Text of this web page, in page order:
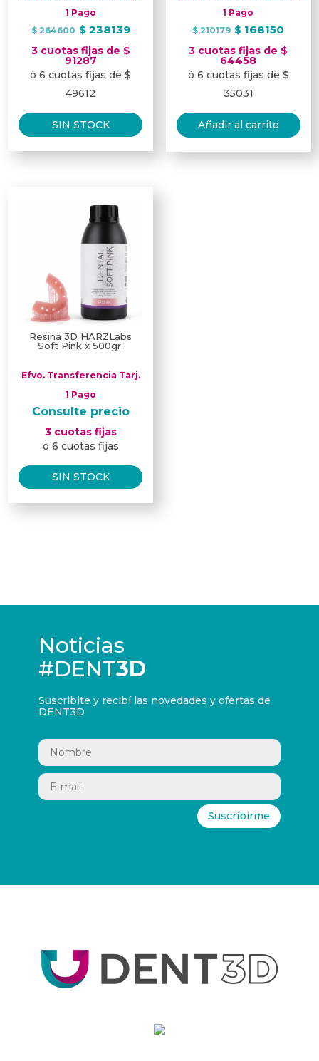
1 Pago
$264600 El
precio
original
era:
$ 264600.
$238139El
precio
es:
3 cuotas fijas de $
91287
ó 6 cuotas fijas de $
49612
SIN STOCK
1 Pago
$210179 El
precio
original
era:
$ 210179.
$ 168150
es:
3 cuotas fijas de $
64458
ó 6 cuotas fijas de $
35031
Añadir al carrito
Resina 3D HARZLabs
Soft Pink x 500gr.
Efvo. Transferencia Tarj.
1 Pago
Consulte precio
3 cuotas fijas
ó 6 cuotas fijas
SIN STOCK
Noticias
#DENT3D
Suscribite y recibí las novedades y ofertas de
DENT3D
Suscribirme